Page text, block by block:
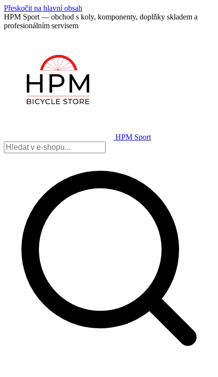
Přeskočit na hlavní obsah
HPM Sport — obchod s koly, komponenty, doplňky skladem a
profesionálním servisem
HPM Sport